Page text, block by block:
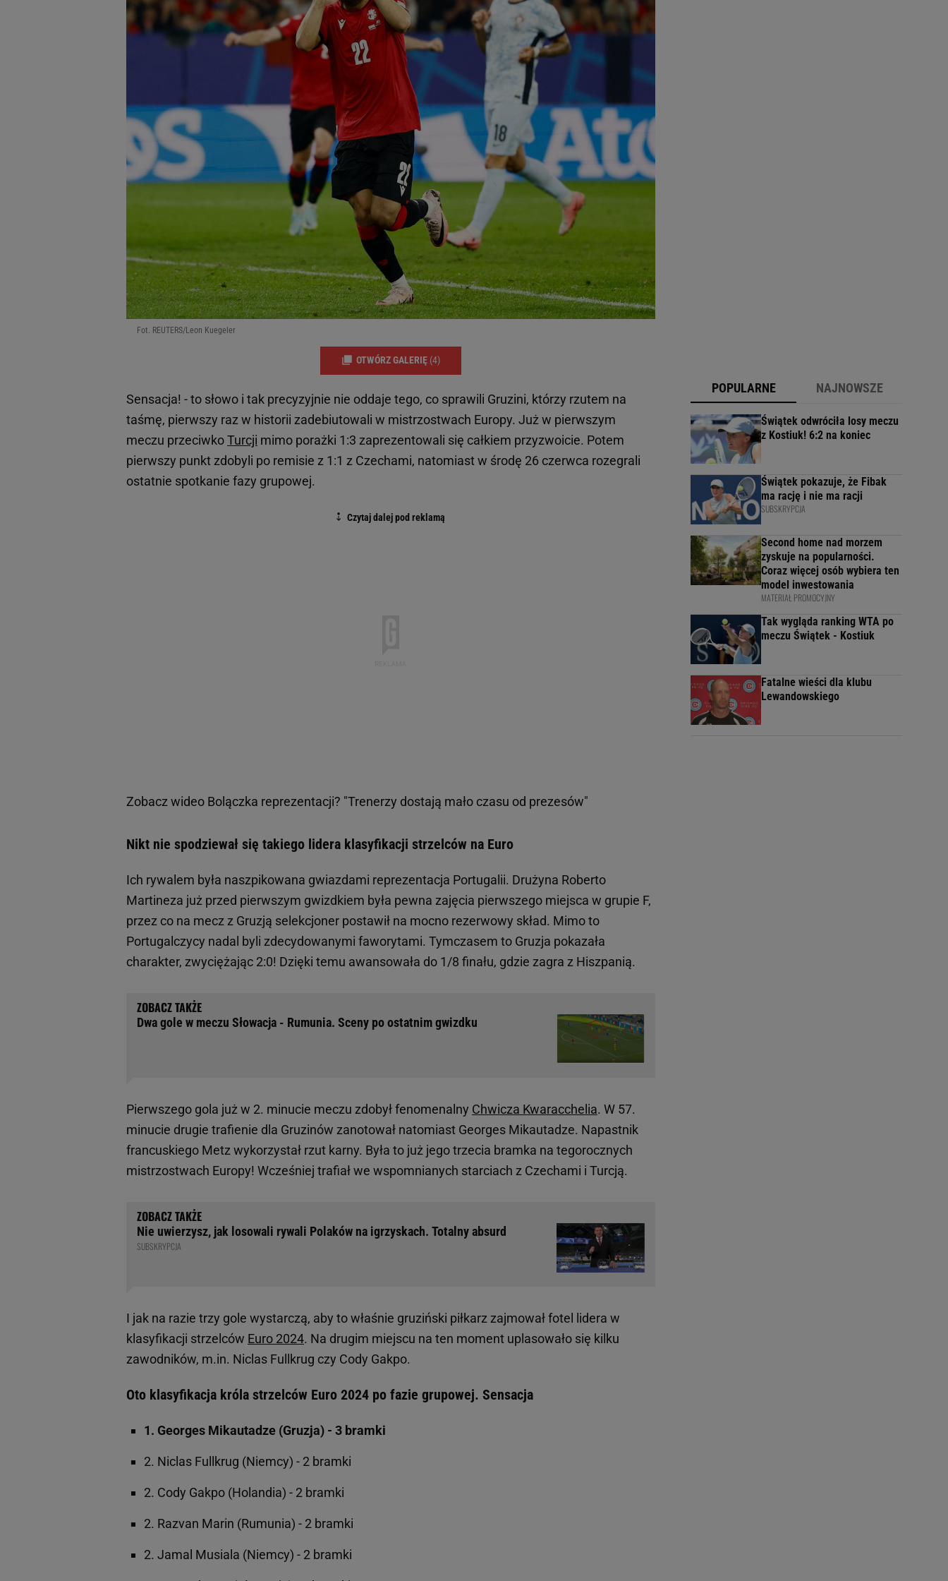
Fot. REUTERS/Leon Kuegeler
OTWÓRZ GALERIĘ (4)
Sensacja! - to słowo i tak precyzyjnie nie oddaje tego, co sprawili Gruzini, którzy rzutem na
taśmę, pierwszy raz w historii zadebiutowali w mistrzostwach Europy. Już w pierwszym
meczu przeciwkoTurcji mimo porażki 1:3 zaprezentowali się całkiem przyzwoicie. Potem
pierwszy punkt zdobyli po remisie z 1:1 z Czechami, natomiast w środę 26 czerwca rozegrali
ostatnie spotkanie fazy grupowej.
Zobacz wideo Bolączka reprezentacji? "Trenerzy dostają mało czasu od prezesów"
Nikt nie spodziewał się takiego lidera klasyfikacji strzelców na Euro
Ich rywalem była naszpikowana gwiazdami reprezentacja Portugalii. Drużyna Roberto
Martineza już przed pierwszym gwizdkiem była pewna zajęcia pierwszego miejsca w grupie F,
przez co na mecz z Gruzją selekcjoner postawił na mocno rezerwowy skład. Mimo to
Portugalczycy nadal byli zdecydowanymi faworytami. Tymczasem to Gruzja pokazała
charakter, zwyciężając 2:0! Dzięki temu awansowała do 1/8 finału, gdzie zagra z Hiszpanią.
Dwa gole w meczu Słowacja - Rumunia. Sceny po ostatnim gwizdku
Pierwszego gola już w 2. minucie meczu zdobył fenomenalny Chwicza Kwaracchelia. W 57.
minucie drugie trafienie dla Gruzinów zanotował natomiast Georges Mikautadze. Napastnik
francuskiego Metz wykorzystał rzut karny. Była to już jego trzecia bramka na tegorocznych
mistrzostwach Europy! Wcześniej trafiał we wspomnianych starciach z Czechami i Turcją.
Nie uwierzysz, jak losowali rywali Polaków na igrzyskach. Totalny absurd
SUBSKRYPCJA
I jak na razie trzy gole wystarczą, aby to właśnie gruziński piłkarz zajmował fotel lidera w
klasyfikacji strzelców Euro 2024. Na drugim miejscu na ten moment uplasowało się kilku
zawodników, m.in. Niclas Fullkrug czy Cody Gakpo.
Oto klasyfikacja króla strzelców Euro 2024 po fazie grupowej. Sensacja
1. Georges Mikautadze (Gruzja) - 3 bramki
2. Niclas Fullkrug (Niemcy) - 2 bramki
2. Cody Gakpo (Holandia) - 2 bramki
2. Razvan Marin (Rumunia) - 2 bramki
2. Jamal Musiala (Niemcy) - 2 bramki
POPULARNE NAJNOWSZE
Świątek odwróciła losy meczu
z Kostiuk! 6:2 na koniec
Świątek pokazuje, że Fibak
ma rację i nie ma racji
SUBSKRYPCJA
Second home nad morzem
zyskuje na popularności.
Coraz więcej osób wybiera ten
model inwestowania
MATERIAŁ PROMOCYJNY
Tak wygląda ranking WTA po
meczu Świątek - Kostiuk
Fatalne wieści dla klubu
Lewandowskiego